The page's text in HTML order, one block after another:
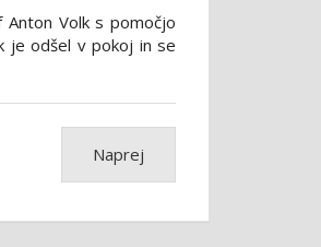
Volk s pomočjo
je odšel v pokoj in se
Naprej